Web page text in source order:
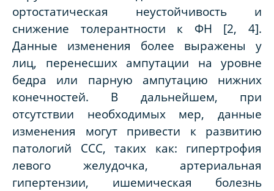
ортостатическая неустойчивость и
снижение толерантности к ФН [2, 4].
Данные изменения более выражены у
лиц, перенесших ампутации на уровне
бедра или парную ампутацию нижних
конечностей. В дальнейшем, при
отсутствии необходимых мер, данные
изменения могут привести к развитию
патологий ССС, таких как: гипертрофия
левого желудочка, артериальная
гипертензии, ишемическая болезнь